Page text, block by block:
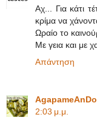
Αχ... Για κάτι
κρίμα να
Ωραίο το
Με γεια και με
Απάντηση
2:03 μ.μ.